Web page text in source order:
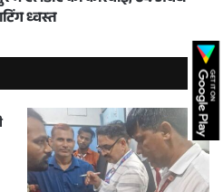
ध्वस्त